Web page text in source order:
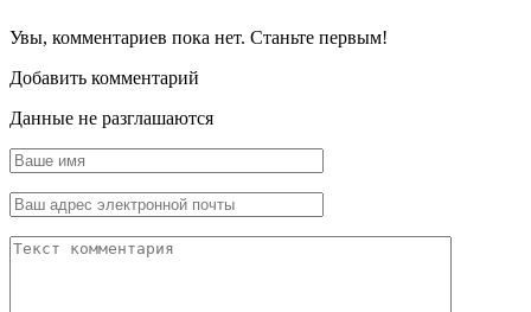
Увы, комментариев пока нет. Станьте первым!
Добавить комментарий
Данные не разглашаются